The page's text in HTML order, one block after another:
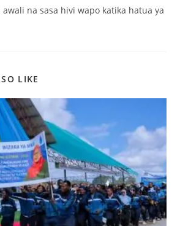
na sasa hivi wapo katika hatua ya
LIKE